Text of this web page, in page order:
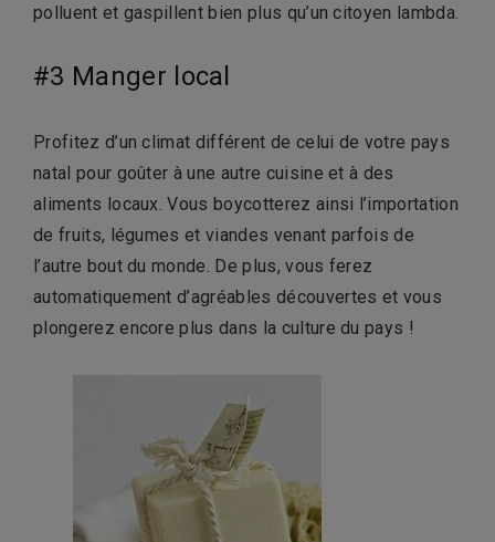
polluent et gaspillent bien plus qu’un citoyen lambda.
#3 Manger local
Profitez d’un climat différent de celui de votre pays
natal pour goûter à une autre cuisine et à des
aliments locaux. Vous boycotterez ainsi l’importation
de fruits, légumes et viandes venant parfois de
l’autre bout du monde. De plus, vous ferez
automatiquement d’agréables découvertes et vous
plongerez encore plus dans la culture du pays !